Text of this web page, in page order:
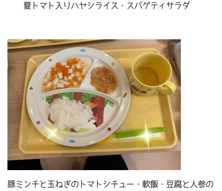
夏トマト入りハヤシライス・スパゲティサラダ
豚ミンチと玉ねぎのトマトシチュー・軟飯・豆腐と人参の